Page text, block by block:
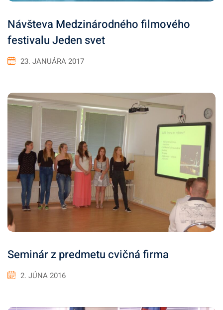
Návšteva Medzinárodného filmového
festivalu Jeden svet
23. JANUÁRA 2017
Seminár z predmetu cvičná firma
2. JÚNA 2016